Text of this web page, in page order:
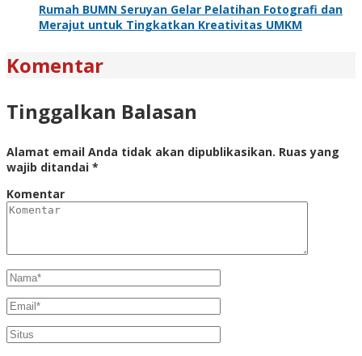
Rumah BUMN Seruyan Gelar Pelatihan Fotografi dan
Merajut untuk Tingkatkan Kreativitas UMKM
Komentar
Tinggalkan Balasan
Alamat email Anda tidak akan dipublikasikan. Ruas yang
wajib ditandai *
Komentar